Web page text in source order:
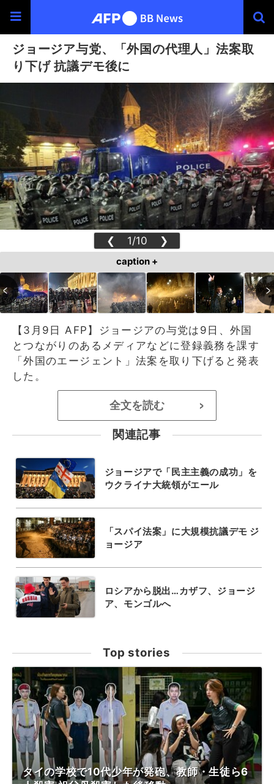
ジョージア与党、「外国の代理人」法案取
り下げ 抗議デモ後に
❮ 1/10 ❯
caption +
【3月9日 AFP】ジョージアの与党は9日、外国
とつながりのあるメディアなどに登録義務を課す
「外国のエージェント」法案を取り下げると発表
した。
全文を読む >
関連記事
ジョージアで「民主主義の成功」を
ウクライナ大統領がエール
「スパイ法案」に大規模抗議デモ ジ
ョージア
ロシアから脱出…カザフ、ジョージ
ア、モンゴルへ
Top stories
タイの学校で10代少年が発砲、教師・生徒ら6